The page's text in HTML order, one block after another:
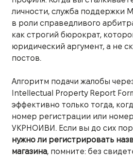
личности, служба поддержки
в роли справедливого
как строгий бюрократ,
юридический аргумент, а не
постов.
Алгоритм подачи жалобы
Intellectual Property Report
эффективно только тогда,
номер регистрации или
УКРНОИВИ. Если вы до сих
нужно ли регистрировать
магазина, помните: без